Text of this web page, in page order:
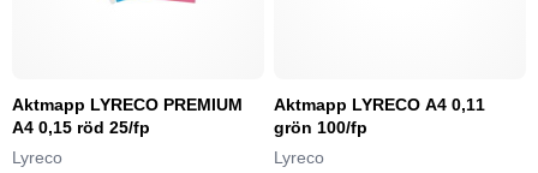
Aktmapp LYRECO PREMIUM
A4 0,15 röd 25/fp
Lyreco
Aktmapp LYRECO A4 0,11
grön 100/fp
Lyreco